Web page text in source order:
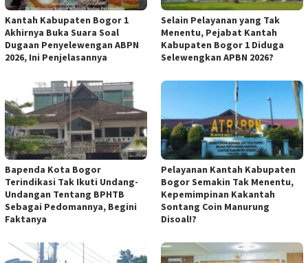
Kantah Kabupaten Bogor 1
Akhirnya Buka Suara Soal
Dugaan Penyelewengan ABPN
2026, Ini Penjelasannya
Selain Pelayanan yang Tak
Menentu, Pejabat Kantah
Kabupaten Bogor 1 Diduga
Selewengkan APBN 2026?
Bapenda Kota Bogor
Terindikasi Tak Ikuti Undang-
Undangan Tentang BPHTB
Sebagai Pedomannya, Begini
Faktanya
Pelayanan Kantah Kabupaten
Bogor Semakin Tak Menentu,
Kepemimpinan Kakantah
Sontang Coin Manurung
Disoal!?